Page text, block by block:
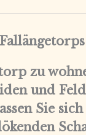
zu
und
Sie